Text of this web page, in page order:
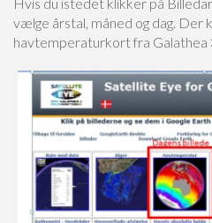
vælge årstal, måned og dag. Der
havtemperaturkort fra Galathea